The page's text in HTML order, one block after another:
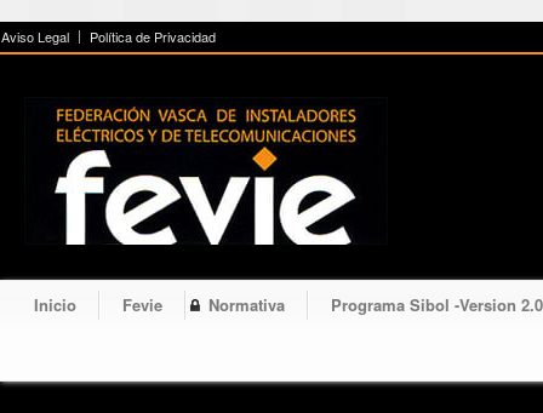
Aviso Legal Política de Privacidad
Inicio Fevie Normativa Programa Sibol -Version